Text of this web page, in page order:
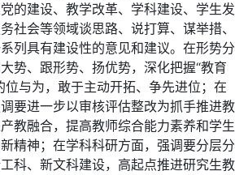
的建设、教学改革、学科建设、学生发
社会等领域谈思路、说打算、谋举措、
列具有建设性的意见和建议。在形势分
势、跟形势、扬优势，深化把握“教育
位与为，敢于主动开拓、争先进位；在
要进一步以审核评估整改为抓手推进教
教融合，提高教师综合能力素养和学生
精神；在学科科研方面，强调要分层分
科、新文科建设，高起点推进研究生教